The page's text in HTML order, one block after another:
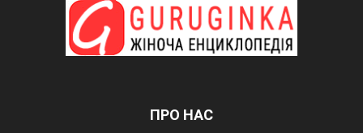
ПРО НАС